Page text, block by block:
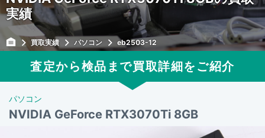
実績
買取実績 パソコン eb2503-12
査定から検品まで買取詳細をご紹介
パソコン
NVIDIA GeForce RTX3070Ti 8GB